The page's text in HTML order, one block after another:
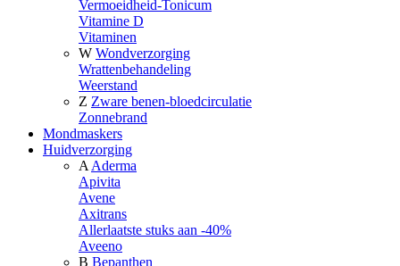
Vermoeidheid-Tonicum
Vitamine D
Vitaminen
W Wondverzorging
Wrattenbehandeling
Weerstand
Z Zware benen-bloedcirculatie
Zonnebrand
Mondmaskers
Huidverzorging
A Aderma
Apivita
Avene
Axitrans
Allerlaatste stuks aan -40%
Aveeno
B Bepanthen